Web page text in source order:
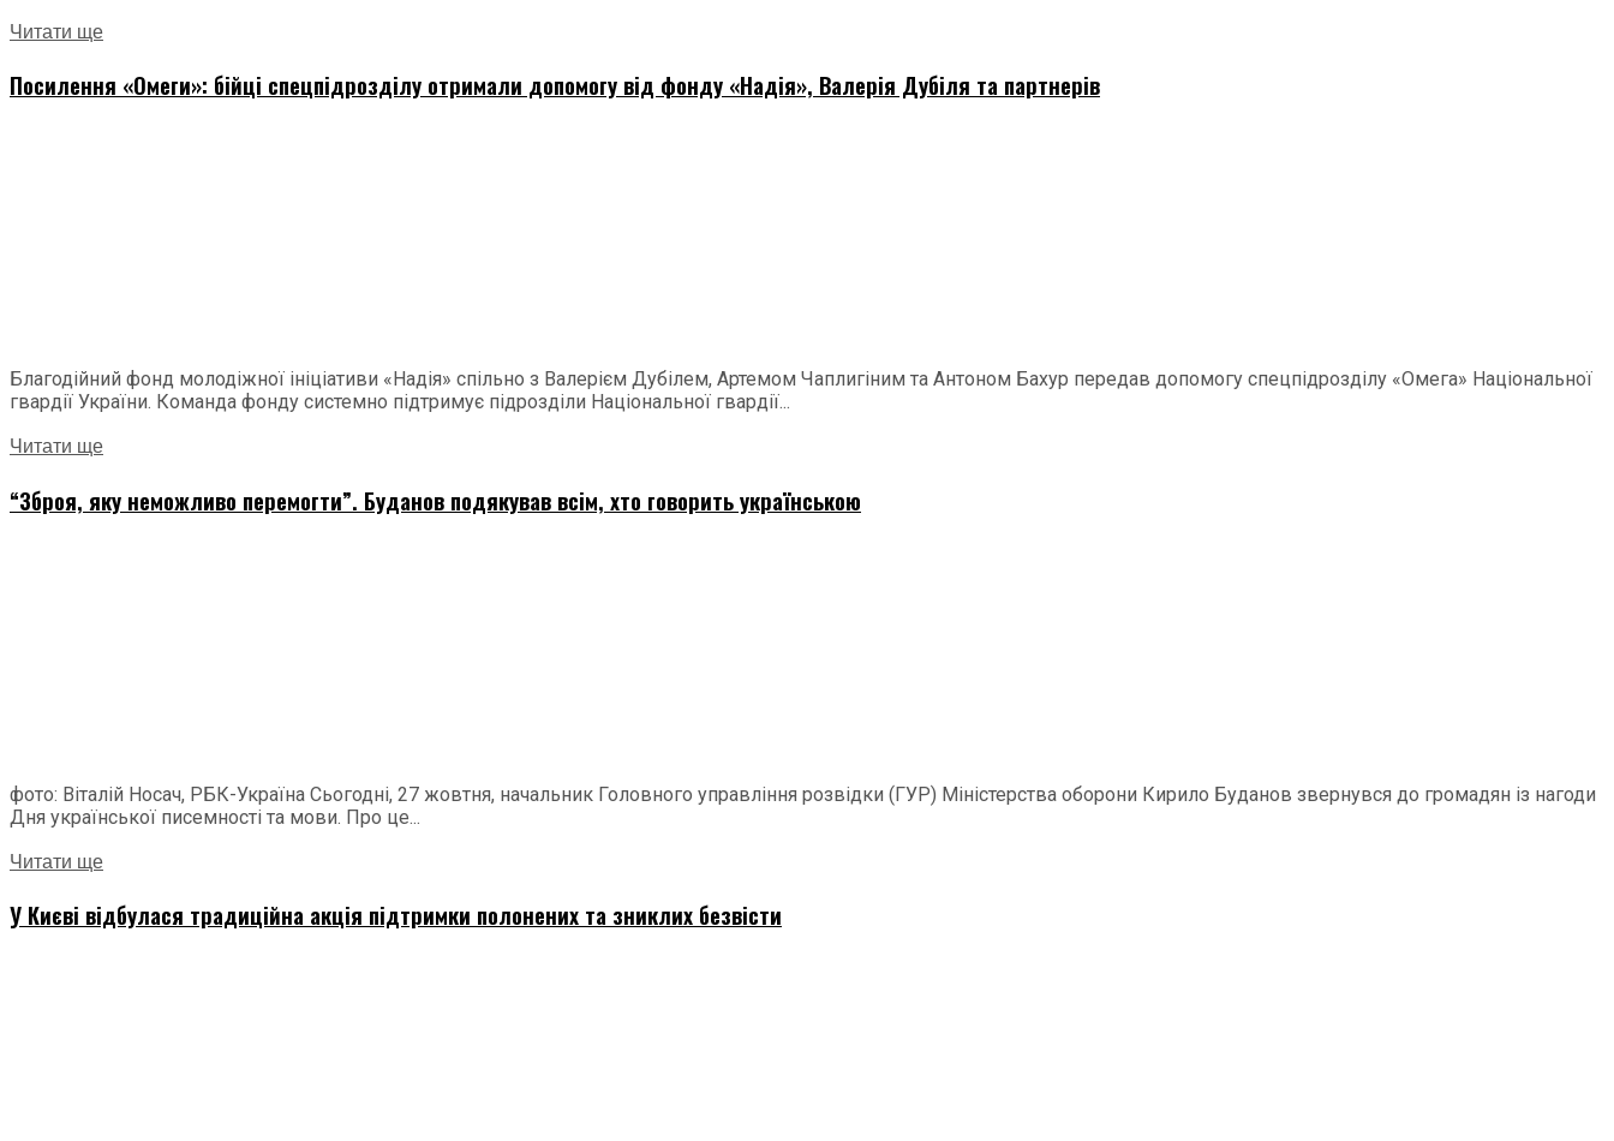
Читати ще
Посилення «Омеги»: бійці спецпідрозділу отримали допомогу від фонду «Надія», Валерія Дубіля та партнерів
Благодійний фонд молодіжної ініціативи «Надія» спільно з Валерієм Дубілем, Артемом Чаплигіним та Антоном Бахур передав допомогу спецпідрозділу «Омега» Національної
гвардії України. Команда фонду системно підтримує підрозділи Національної гвардії...
Читати ще
“Зброя, яку неможливо перемогти”. Буданов подякував всім, хто говорить українською
фото: Віталій Носач, РБК-Україна Сьогодні, 27 жовтня, начальник Головного управління розвідки (ГУР) Міністерства оборони Кирило Буданов звернувся до громадян із нагоди
Дня української писемності та мови. Про це...
Читати ще
У Києві відбулася традиційна акція підтримки полонених та зниклих безвісти